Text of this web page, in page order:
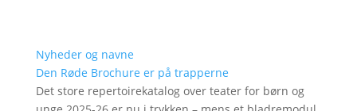
Nyheder og navne
Den Røde Brochure er på trapperne
Det store repertoirekatalog over teater for børn og